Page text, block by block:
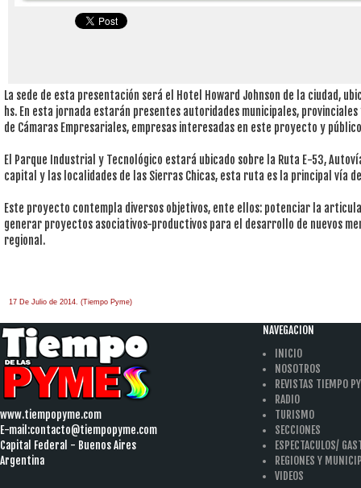
La sede de esta presentación será el Hotel Howard Johnson de la ciudad,
hs. En esta jornada estarán presentes autoridades municipales,
de Cámaras Empresariales, empresas interesadas en este proyecto y
El Parque Industrial y Tecnológico estará ubicado sobre la Ruta E-53,
capital y las localidades de las Sierras Chicas, esta ruta es la principal vía
Este proyecto contempla diversos objetivos, ente ellos: potenciar la
generar proyectos asociativos-productivos para el desarrollo de nuevos
regional.
17 De Julio de 2014. (Tiempo Pyme)
www.tiempopyme.com
E-mail:contacto@tiempopyme.com
Capital Federal - Buenos Aires
Argentina
NAVEGACION
INICIO
NOSOTROS
REVISTAS TIEMPO
RADIO
TURISMO
SECCIONES
ESPECTACULOS/
REGIONES Y
VIDEOS